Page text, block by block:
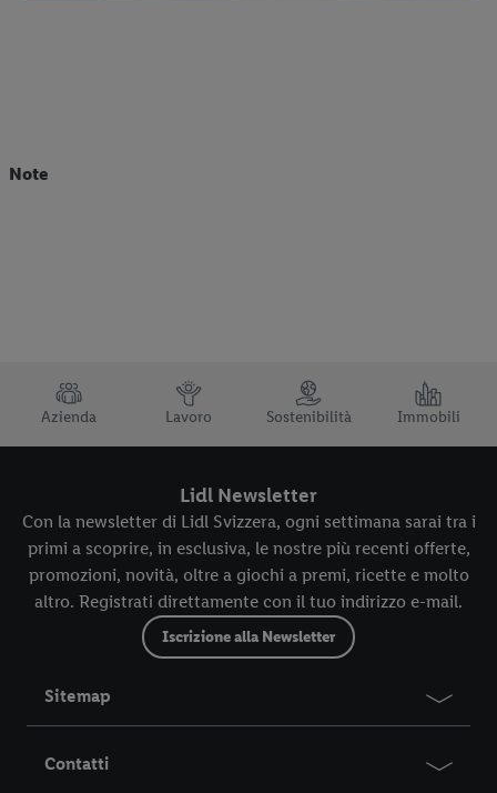
Note
TRUSTBAR
Azienda Lavoro Sostenibilità Immobili
Lidl Newsletter
Con la newsletter di Lidl Svizzera, ogni settimana sarai tra i
primi a scoprire, in esclusiva, le nostre più recenti offerte,
promozioni, novità, oltre a giochi a premi, ricette e molto
altro. Registrati direttamente con il tuo indirizzo e-mail.
Iscrizione alla Newsletter
Sitemap
Contatti